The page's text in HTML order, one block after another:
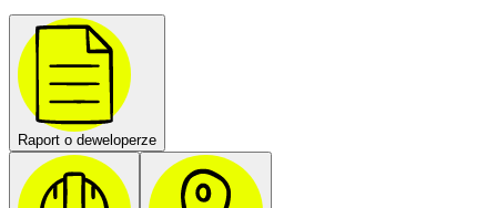
Raport o deweloperze